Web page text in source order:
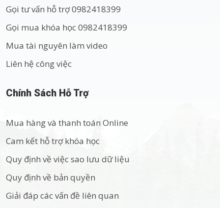
Gọi tư vấn hỗ trợ 0982418399
Gọi mua khóa học 0982418399
Mua tài nguyên làm video
Liên hệ công việc
Chính Sách Hỗ Trợ
Mua hàng và thanh toán Online
Cam kết hỗ trợ khóa học
Quy định về việc sao lưu dữ liệu
Quy định về bản quyền
Giải đáp các vấn đề liên quan